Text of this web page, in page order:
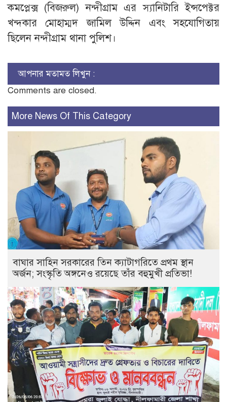
কমপ্লেক্স (বিজরুল) নন্দীগ্রাম এর স্যানিটারি ইন্সপেক্টর
খন্দকার মোহাম্মদ জামিল উদ্দিন এবং সহযোগিতায়
ছিলেন নন্দীগ্রাম থানা পুলিশ।
আপনার মতামত লিখুন :
Comments are closed.
More News Of This Category
বাঘার সাহিন সরকারের তিন ক্যাটাগরিতে প্রথম স্থান
অর্জন; সংস্কৃতি অঙ্গনেও রয়েছে তাঁর বহুমুখী প্রতিভা!